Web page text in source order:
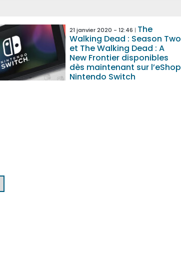
21 janvier 2020 - 12:46
The
Walking Dead : Season Two
et The Walking Dead : A
New Frontier disponibles
dès maintenant sur l’eShop
Nintendo Switch